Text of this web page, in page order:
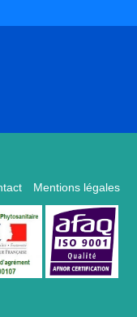
Mentions légales